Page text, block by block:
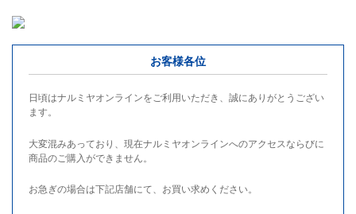
お客様各位
日頃はナルミヤオンラインをご利用いただき、誠にありがとうござい
ます。
大変混みあっており、現在ナルミヤオンラインへのアクセスならびに
商品のご購入ができません。
お急ぎの場合は下記店舗にて、お買い求めください。